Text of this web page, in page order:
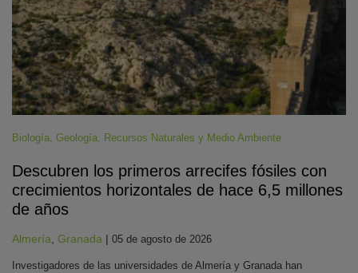
Biología, Geología, Recursos Naturales y Medio Ambiente
Descubren los primeros arrecifes fósiles con
crecimientos horizontales de hace 6,5 millones
de años
Almería Granada | 05 de agosto de 2026
Investigadores de las universidades de Almería y Granada han